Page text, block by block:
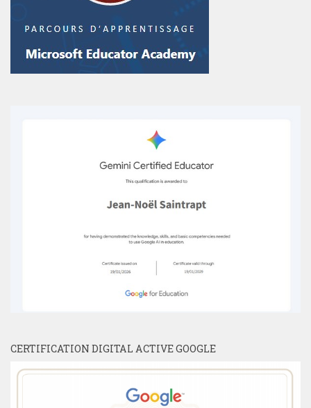
CERTIFICATION DIGITAL ACTIVE GOOGLE